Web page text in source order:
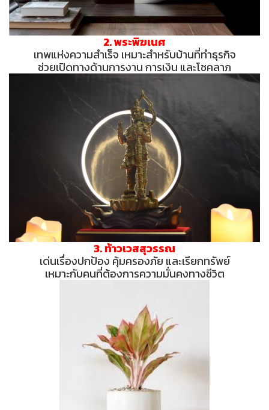
2. พระพิฆเนศ
เทพแห่งความสำเร็จ เหมาะสำหรับบ้านที่ทำธุรกิจ
ช่วยเปิดทางด้านการงาน การเงิน และโชคลาภ
3. ท้าวเวสสุวรรณ
เด่นเรื่องปกป้อง คุ้มครองภัย และเรียกทรัพย์
เหมาะกับคนที่ต้องการความมั่นคงทางชีวิต